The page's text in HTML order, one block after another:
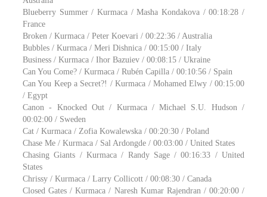
Blueberry Summer / Kurmaca / Masha Kondakova / 00:18:28 /
France
Broken / Kurmaca / Peter Koevari / 00:22:36 / Australia
Bubbles / Kurmaca / Meri Dishnica / 00:15:00 / Italy
Business / Kurmaca / Ihor Bazuiev / 00:08:15 / Ukraine
Can You Come? / Kurmaca / Rubén Capilla / 00:10:56 / Spain
Can You Keep a Secret?! / Kurmaca / Mohamed Elwy / 00:15:00
/ Egypt
Canon - Knocked Out / Kurmaca / Michael S.U. Hudson /
00:02:00 / Sweden
Cat / Kurmaca / Zofia Kowalewska / 00:20:30 / Poland
Chase Me / Kurmaca / Sal Ardongde / 00:03:00 / United States
Chasing Giants / Kurmaca / Randy Sage / 00:16:33 / United
States
Chrissy / Kurmaca / Larry Collicott / 00:08:30 / Canada
Closed Gates / Kurmaca / Naresh Kumar Rajendran / 00:20:00 /